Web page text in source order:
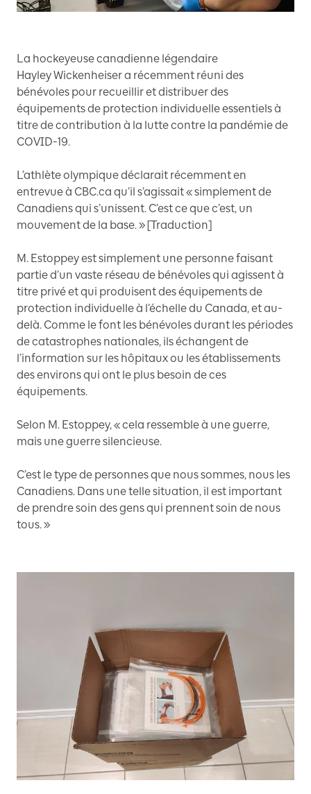
La hockeyeuse canadienne légendaire
Hayley Wickenheiser a récemment réuni des
bénévoles pour recueillir et distribuer des
équipements de protection individuelle essentiels à
titre de contribution à la lutte contre la pandémie de
COVID-19.
L’athlète olympique déclarait récemment en
entrevue à CBC.ca qu’il s’agissait « simplement de
Canadiens qui s’unissent. C’est ce que c’est, un
mouvement de la base. » [Traduction]
M. Estoppey est simplement une personne faisant
partie d’un vaste réseau de bénévoles qui agissent à
titre privé et qui produisent des équipements de
protection individuelle à l’échelle du Canada, et au-
delà. Comme le font les bénévoles durant les périodes
de catastrophes nationales, ils échangent de
l’information sur les hôpitaux ou les établissements
des environs qui ont le plus besoin de ces
équipements.
Selon M. Estoppey, « cela ressemble à une guerre,
mais une guerre silencieuse.
C’est le type de personnes que nous sommes, nous les
Canadiens. Dans une telle situation, il est important
de prendre soin des gens qui prennent soin de nous
tous. »